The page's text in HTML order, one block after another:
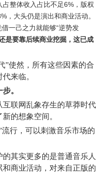
整体收入占比不足6%，版权
，大头仍是演出和商业活动。
一己之力就能够“逆势发
是要靠后续商业挖掘，这已成
”使然，所有这些因素的合
来临。
。
联网乱象存生的草莽时代
的想象空间。
行，可以刺激音乐市场的
其实更多的是普通音乐人
商业活动，对来自正版的